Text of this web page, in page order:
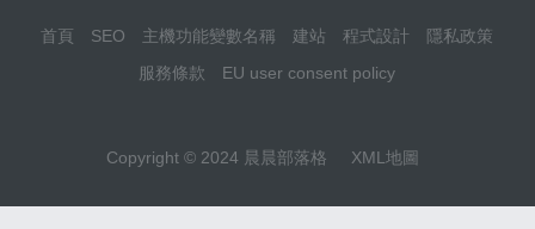
首頁 SEO 主機功能變數名稱 建站 程式設計
隱私政策
服務條款
EU user consent policy
Copyright © 2024 晨晨部落格 XML地圖